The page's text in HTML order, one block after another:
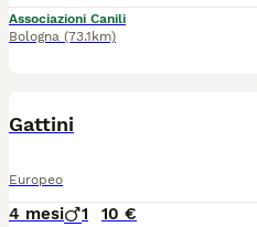
Associazioni Canili
Bologna (73.1km)
Gattini
Europeo
4 mesi 1 10 €